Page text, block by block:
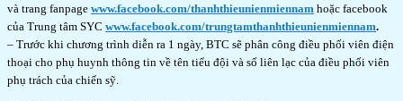
và trang fanpage www.facebook.com/thanhthieunienmiennam hoặc facebook
của Trung tâm SYC www.facebook.com/trungtamthanhthieunienmiennam.
– Trước khi chương trình diễn ra 1 ngày, BTC sẽ phân công điều phối viên điện
thoại cho phụ huynh thông tin về tên tiểu đội và số liên lạc của điều phối viên
phụ trách của chiến sỹ.